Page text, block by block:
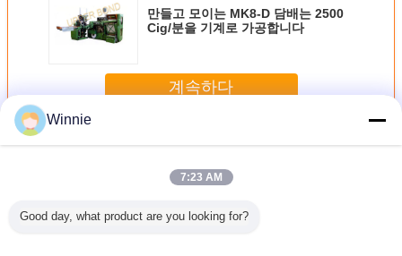
만들고 모이는 MK8-D 담배는 2500
Cig/분을 기계로 가공합니다
계속하다
더 많은 것
Winnie
7:23 AM
Good day, what product are you looking for?